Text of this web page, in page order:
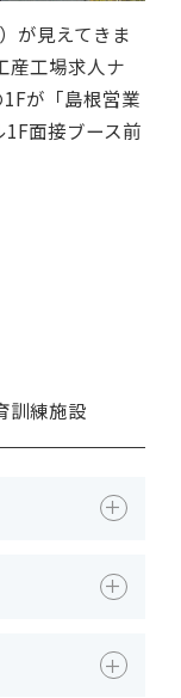
が見えてきま
産工場求人ナ
が「島根営業
面接ブース前
訓練施設